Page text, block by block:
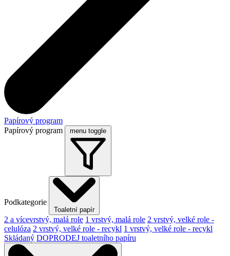
Papírový program
Papírový program
menu toggle
Podkategorie
Toaletní papír
2 a vícevrstvý, malá role 1 vrstvý, malá role 2 vrstvý, velké role -
celulóza 2 vrstvý, velké role - recykl 1 vrstvý, velké role - recykl
Skládaný DOPRODEJ toaletního papíru